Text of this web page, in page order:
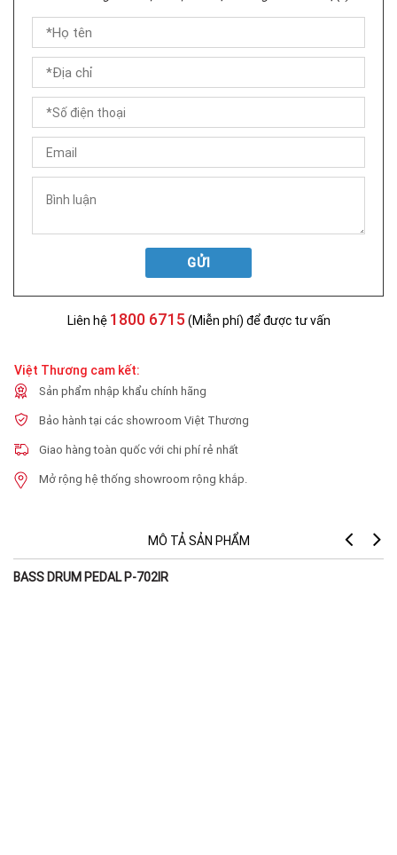
GỬI
Liên hệ 1800 6715 (Miễn phí) để được tư vấn
Việt Thương cam kết:
Sản phẩm nhập khẩu chính hãng
Bảo hành tại các showroom Việt Thương
Giao hàng toàn quốc với chi phí rẻ nhất
Mở rộng hệ thống showroom rộng khắp.
MÔ TẢ SẢN PHẨM
BASS DRUM PEDAL P-702IR